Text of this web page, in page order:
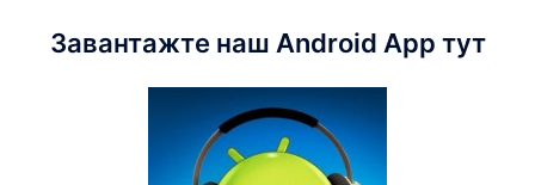
Завантажте наш Android App тут